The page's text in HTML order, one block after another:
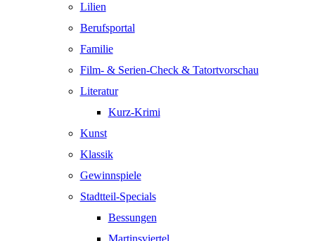
Lilien
Berufsportal
Familie
Film- & Serien-Check & Tatortvorschau
Literatur
Kurz-Krimi
Kunst
Klassik
Gewinnspiele
Stadtteil-Specials
Bessungen
Martinsviertel